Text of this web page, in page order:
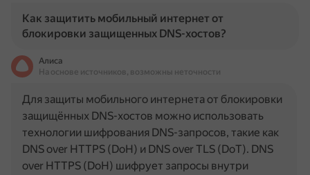
Как защитить мобильный интернет от
блокировки защищенных DNS-хостов?
Алиса
На основе источников, возможны неточности
Для защиты мобильного интернета от блокировки
защищённых DNS-хостов можно использовать
технологии шифрования DNS-запросов, такие как
DNS over HTTPS (DoH) и DNS over TLS (DoT). DNS
over HTTPS (DoH) шифрует запросы внутри